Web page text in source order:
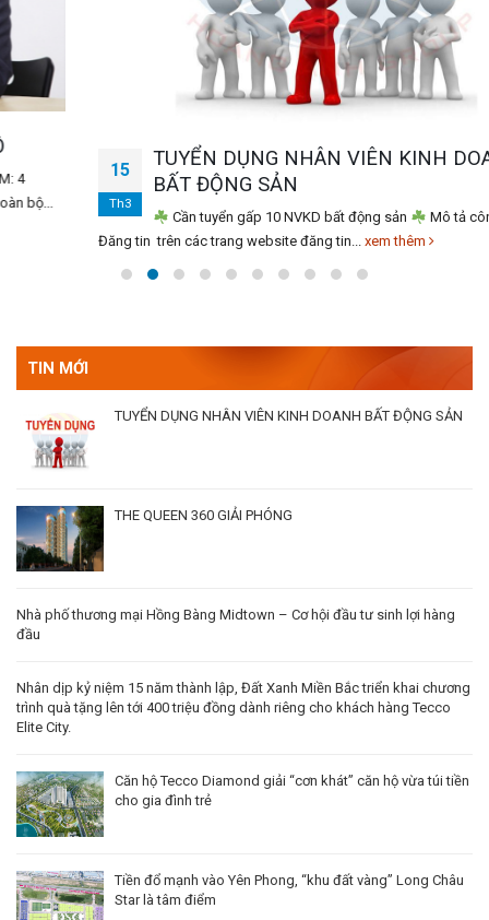
Th3
TUYỂN DỤNG NHÂN VIÊN KINH DOANH
BẤT ĐỘNG SẢN
Cần tuyển gấp 10 NVKD bất động sản
Mô tả công việc:
Đăng tin trên các trang website đăng tin...xem thêm
TIN MỚI
TUYỂN DỤNG NHÂN VIÊN KINH DOANH BẤT ĐỘNG SẢN
THE QUEEN 360 GIẢI PHÓNG
Nhà phố thương mại Hồng Bàng Midtown – Cơ hội đầu tư sinh lợi hàng
Nhân dịp kỷ niệm 15 năm thành lập, Đất Xanh Miền Bắc triển khai chương
trình quà tặng lên tới 400 triệu đồng dành riêng cho khách hàng Tecco
Elite City.
Căn hộ Tecco Diamond giải “cơn khát” căn hộ vừa túi tiền
cho gia đình trẻ
Tiền đổ mạnh vào Yên Phong, “khu đất vàng” Long Châu